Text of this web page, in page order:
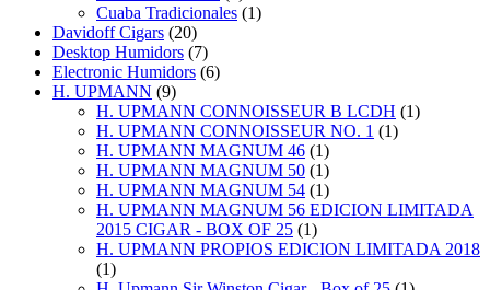
Cuaba Tradicionales (1)
Davidoff Cigars (20)
Desktop Humidors (7)
Electronic Humidors (6)
H. UPMANN (9)
H. UPMANN CONNOISSEUR B LCDH (1)
H. UPMANN CONNOISSEUR NO. 1 (1)
H. UPMANN MAGNUM 46 (1)
H. UPMANN MAGNUM 50 (1)
H. UPMANN MAGNUM 54 (1)
H. UPMANN MAGNUM 56 EDICION LIMITADA
2015 CIGAR - BOX OF 25 (1)
H. UPMANN PROPIOS EDICION LIMITADA 2018
(1)